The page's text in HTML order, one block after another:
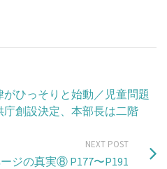
がひっそりと始動／児童問題
庁創設決定、本部長は二階
NEXT POST
ジの真実⑧ P177〜P191